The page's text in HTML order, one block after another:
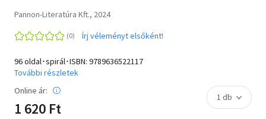
Pannon-Literatúra Kft., 2024
Írj véleményt elsőként!
96 oldal･spirál･ISBN: 9789636522117
További részletek
Online ár:
1 620 Ft